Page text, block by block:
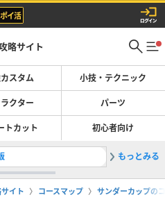
略サイト
スタム 小技・テクニック
クター パーツ
トカット 初心者向け
2隠し要
もっとみる
イト コースマップ サンダーカップの